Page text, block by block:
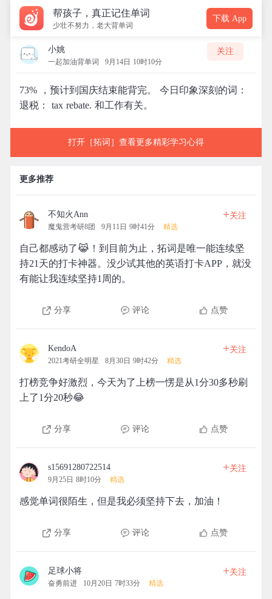
帮孩子，真正记住单词
少壮不努力，老大背单词
下载 App
小姚
一起加油背单词 9月14日 10时10分
关注
73% ，预计到国庆结束能背完。 今日印象深刻的词：
退税： tax rebate. 和工作有关。
打开［拓词］查看更多精彩学习心得
更多推荐
不知火Ann
魔鬼营考研8团 9月11日 9时41分 精选
+关注
自己都感动了😹！到目前为止，拓词是唯一能连续坚
持21天的打卡神器。没少试其他的英语打卡APP，就没
有能让我连续坚持1周的。
分享 评论 点赞
KendoA
2021考研全明星 8月30日 9时42分 精选
+关注
打榜竞争好激烈，今天为了上榜一愣是从1分30多秒刷
上了1分20秒😂
分享 评论 点赞
s15691280722514
9月25日 8时10分 精选
+关注
感觉单词很陌生，但是我必须坚持下去，加油！
分享 评论 点赞
足球小将
奋勇前进 10月20日 7时33分 精选
+关注